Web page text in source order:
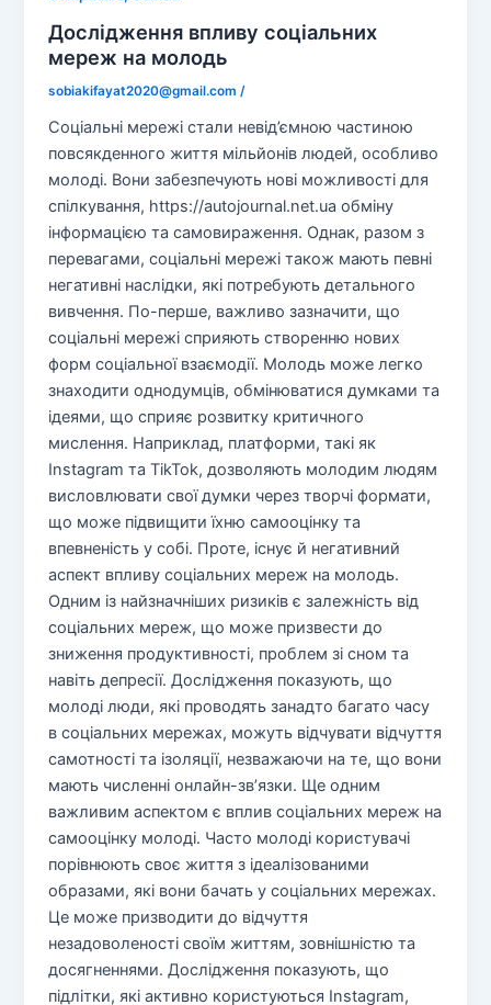
Дослідження впливу соціальних
мереж на молодь
sobiakifayat2020@gmail.com/
Соціальні мережі стали невід’ємною частиною
повсякденного життя мільйонів людей, особливо
молоді. Вони забезпечують нові можливості для
спілкування, https://autojournal.net.ua обміну
інформацією та самовираження. Однак, разом з
перевагами, соціальні мережі також мають певні
негативні наслідки, які потребують детального
вивчення. По-перше, важливо зазначити, що
соціальні мережі сприяють створенню нових
форм соціальної взаємодії. Молодь може легко
знаходити однодумців, обмінюватися думками та
ідеями, що сприяє розвитку критичного
мислення. Наприклад, платформи, такі як
Instagram та TikTok, дозволяють молодим людям
висловлювати свої думки через творчі формати,
що може підвищити їхню самооцінку та
впевненість у собі. Проте, існує й негативний
аспект впливу соціальних мереж на молодь.
Одним із найзначніших ризиків є залежність від
соціальних мереж, що може призвести до
зниження продуктивності, проблем зі сном та
навіть депресії. Дослідження показують, що
молоді люди, які проводять занадто багато часу
в соціальних мережах, можуть відчувати відчуття
самотності та ізоляції, незважаючи на те, що вони
мають численні онлайн-зв’язки. Ще одним
важливим аспектом є вплив соціальних мереж на
самооцінку молоді. Часто молоді користувачі
порівнюють своє життя з ідеалізованими
образами, які вони бачать у соціальних мережах.
Це може призводити до відчуття
незадоволеності своїм життям, зовнішністю та
досягненнями. Дослідження показують, що
підлітки, які активно користуються Instagram,